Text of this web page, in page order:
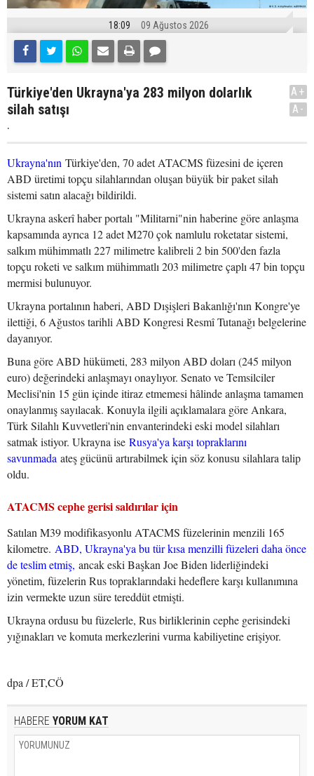
18:09 09 Ağustos 2026
Türkiye'den Ukrayna'ya 283 milyon dolarlık
silah satışı
.
A+
A-
Ukrayna'nın Türkiye'den, 70 adet ATACMS füzesini de içeren
ABD üretimi topçu silahlarından oluşan büyük bir paket silah
sistemi satın alacağı bildirildi.
Ukrayna askerî haber portalı "Militarni"nin haberine göre anlaşma
kapsamında ayrıca 12 adet M270 çok namlulu roketatar sistemi,
salkım mühimmatlı 227 milimetre kalibreli 2 bin 500'den fazla
topçu roketi ve salkım mühimmatlı 203 milimetre çaplı 47 bin topçu
mermisi bulunuyor.
Ukrayna portalının haberi, ABD Dışişleri Bakanlığı'nın Kongre'ye
ilettiği, 6 Ağustos tarihli ABD Kongresi Resmî Tutanağı belgelerine
dayanıyor.
Buna göre ABD hükümeti, 283 milyon ABD doları (245 milyon
euro) değerindeki anlaşmayı onaylıyor. Senato ve Temsilciler
Meclisi'nin 15 gün içinde itiraz etmemesi hâlinde anlaşma tamamen
onaylanmış sayılacak. Konuyla ilgili açıklamalara göre Ankara,
Türk Silahlı Kuvvetleri'nin envanterindeki eski model silahları
satmak istiyor. Ukrayna ise Rusya'ya karşı topraklarını
savunmada ateş gücünü artırabilmek için söz konusu silahlara talip
oldu.
ATACMS cephe gerisi saldırılar için
Satılan M39 modifikasyonlu ATACMS füzelerinin menzili 165
kilometre. ABD, Ukrayna'ya bu tür kısa menzilli füzeleri daha önce
de teslim etmiş, ancak eski Başkan Joe Biden liderliğindeki
yönetim, füzelerin Rus topraklarındaki hedeflere karşı kullanımına
izin vermekte uzun süre tereddüt etmişti.
Ukrayna ordusu bu füzelerle, Rus birliklerinin cephe gerisindeki
yığınakları ve komuta merkezlerini vurma kabiliyetine erişiyor.
dpa / ET,CÖ
HABERE YORUM KAT